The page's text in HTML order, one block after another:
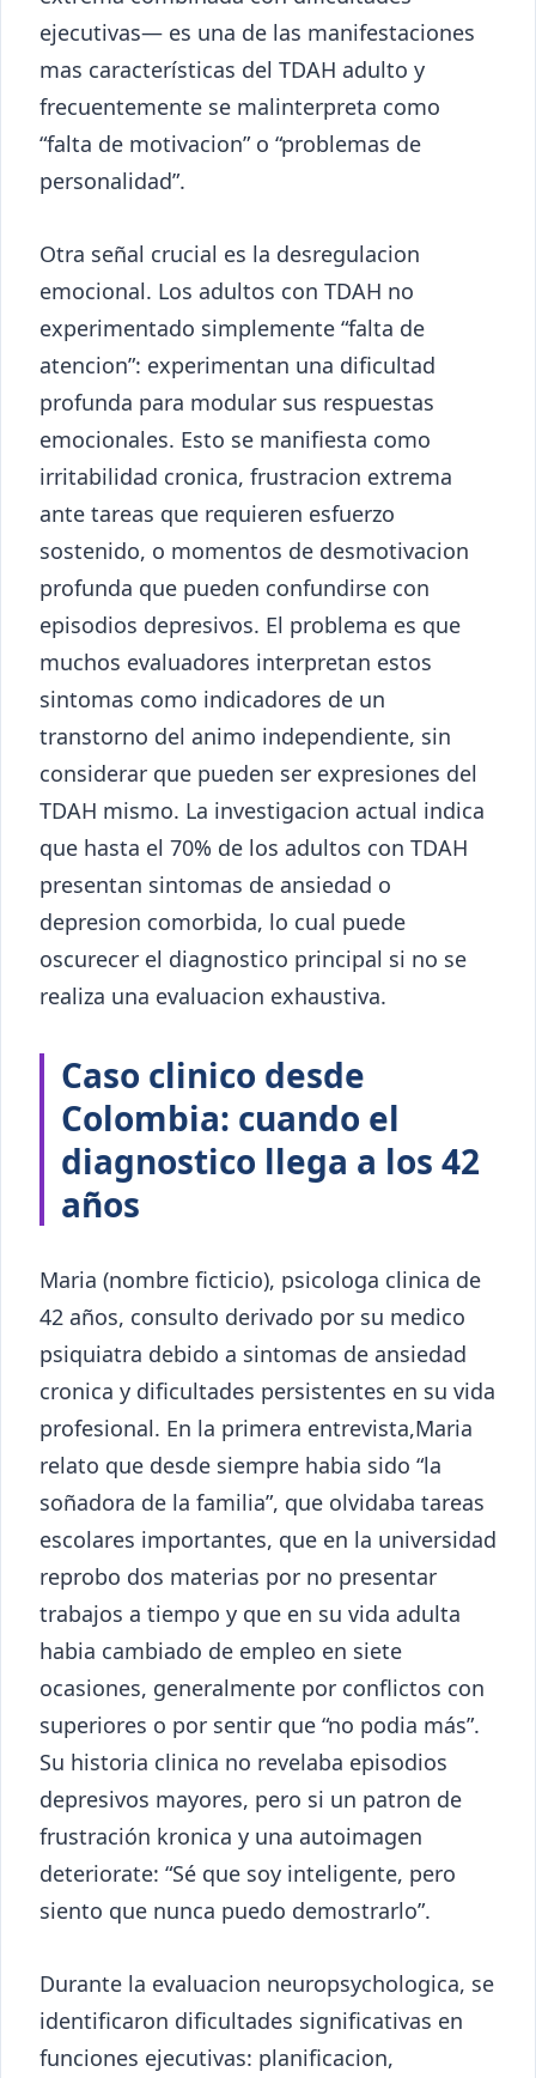
ejecutivas— es una de las manifestaciones
mas características del TDAH adulto y
frecuentemente se malinterpreta como
“falta de motivacion” o “problemas de
personalidad”.
Otra señal crucial es la desregulacion
emocional. Los adultos con TDAH no
experimentado simplemente “falta de
atencion”: experimentan una dificultad
profunda para modular sus respuestas
emocionales. Esto se manifiesta como
irritabilidad cronica, frustracion extrema
ante tareas que requieren esfuerzo
sostenido, o momentos de desmotivacion
profunda que pueden confundirse con
episodios depresivos. El problema es que
muchos evaluadores interpretan estos
sintomas como indicadores de un
transtorno del animo independiente, sin
considerar que pueden ser expresiones del
TDAH mismo. La investigacion actual indica
que hasta el 70% de los adultos con TDAH
presentan sintomas de ansiedad o
depresion comorbida, lo cual puede
oscurecer el diagnostico principal si no se
realiza una evaluacion exhaustiva.
Caso clinico desde
Colombia: cuando el
diagnostico llega a los 42
años
Maria (nombre ficticio), psicologa clinica de
42 años, consulto derivado por su medico
psiquiatra debido a sintomas de ansiedad
cronica y dificultades persistentes en su vida
profesional. En la primera entrevista,Maria
relato que desde siempre habia sido “la
soñadora de la familia”, que olvidaba tareas
escolares importantes, que en la universidad
reprobo dos materias por no presentar
trabajos a tiempo y que en su vida adulta
habia cambiado de empleo en siete
ocasiones, generalmente por conflictos con
superiores o por sentir que “no podia más”.
Su historia clinica no revelaba episodios
depresivos mayores, pero si un patron de
frustración kronica y una autoimagen
deteriorate: “Sé que soy inteligente, pero
siento que nunca puedo demostrarlo”.
Durante la evaluacion neuropsychologica, se
identificaron dificultades significativas en
funciones ejecutivas: planificacion,